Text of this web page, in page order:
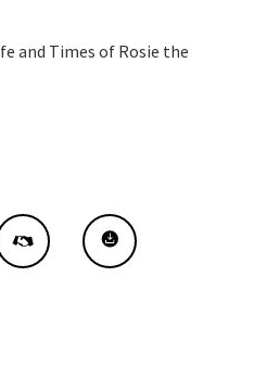
and Times of Rosie the